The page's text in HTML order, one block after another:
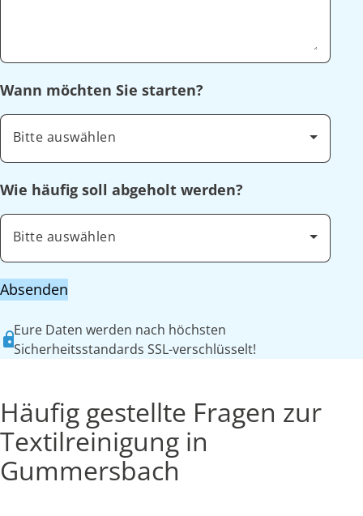
Wann möchten Sie starten?
Bitte auswählen
Wie häufig soll abgeholt werden?
Bitte auswählen
Absenden
Eure Daten werden nach höchsten
Sicherheitsstandards SSL-verschlüsselt!
Häufig gestellte Fragen zur
Textilreinigung in
Gummersbach